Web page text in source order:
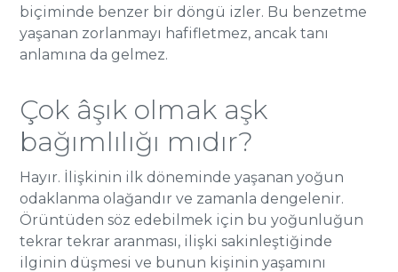
biçiminde benzer bir döngü izler. Bu benzetme
yaşanan zorlanmayı hafifletmez, ancak tanı
anlamına da gelmez.
Çok âşık olmak aşk
bağımlılığı mıdır?
Hayır. İlişkinin ilk döneminde yaşanan yoğun
odaklanma olağandır ve zamanla dengelenir.
Örüntüden söz edebilmek için bu yoğunluğun
tekrar tekrar aranması, ilişki sakinleştiğinde
ilginin düşmesi ve bunun kişinin yaşamını